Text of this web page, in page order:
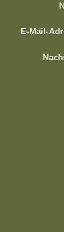
E-Mail-